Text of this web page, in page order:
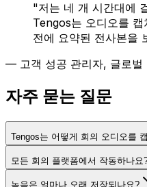
"저는 네 개 시간대에
Tengos는 오디오를
전에 요약된 전사본을
— 고객 성공 관리자, 글로벌
자주 묻는 질문
Tengos는 어떻게 회의 오디오를
모든 회의 플랫폼에서 작동하나요
녹음은 얼마나 오래 저장되나요?